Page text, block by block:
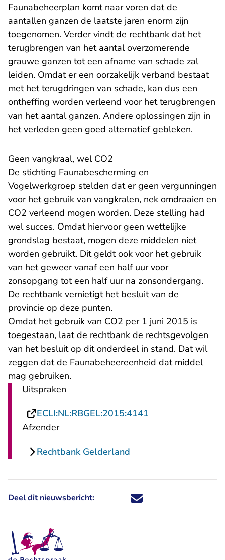
Faunabeheerplan komt naar voren dat de
aantallen ganzen de laatste jaren enorm zijn
toegenomen. Verder vindt de rechtbank dat het
terugbrengen van het aantal overzomerende
grauwe ganzen tot een afname van schade zal
leiden. Omdat er een oorzakelijk verband bestaat
met het terugdringen van schade, kan dus een
ontheffing worden verleend voor het terugbrengen
van het aantal ganzen. Andere oplossingen zijn in
het verleden geen goed alternatief gebleken.
Geen vangkraal, wel CO2
De stichting Faunabescherming en
Vogelwerkgroep stelden dat er geen vergunningen
voor het gebruik van vangkralen, nek omdraaien en
CO2 verleend mogen worden. Deze stelling had
wel succes. Omdat hiervoor geen wettelijke
grondslag bestaat, mogen deze middelen niet
worden gebruikt. Dit geldt ook voor het gebruik
van het geweer vanaf een half uur voor
zonsopgang tot een half uur na zonsondergang.
De rechtbank vernietigt het besluit van de
provincie op deze punten.
Omdat het gebruik van CO2 per 1 juni 2015 is
toegestaan, laat de rechtbank de rechtsgevolgen
van het besluit op dit onderdeel in stand. Dat wil
zeggen dat de Faunabeheereenheid dat middel
mag gebruiken.
Uitspraken
ECLI:NL:RBGEL:2015:4141
Afzender
Rechtbank Gelderland
Deel dit nieuwsbericht: Deel dit nieuwsbericht via X -
Deel dit nieuwsbericht via
Deel dit nieuwsbericht
Deel dit